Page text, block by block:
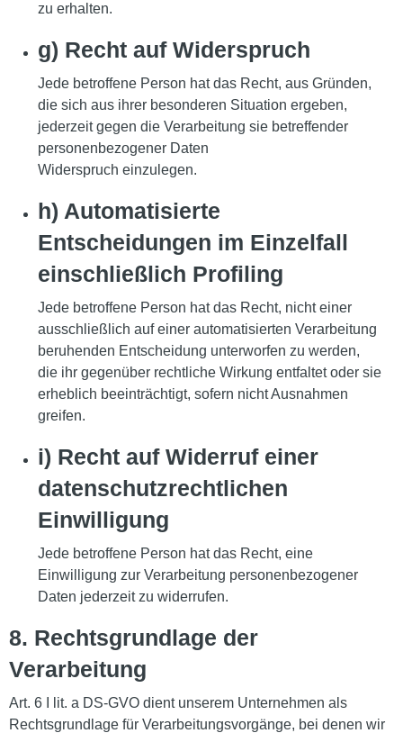
zu erhalten.
g) Recht auf Widerspruch
Jede betroffene Person hat das Recht, aus Gründen,
die sich aus ihrer besonderen Situation ergeben,
jederzeit gegen die Verarbeitung sie betreffender
personenbezogener Daten
Widerspruch einzulegen.
h) Automatisierte
Entscheidungen im Einzelfall
einschließlich Profiling
Jede betroffene Person hat das Recht, nicht einer
ausschließlich auf einer automatisierten Verarbeitung
beruhenden Entscheidung unterworfen zu werden,
die ihr gegenüber rechtliche Wirkung entfaltet oder sie
erheblich beeinträchtigt, sofern nicht Ausnahmen
greifen.
i) Recht auf Widerruf einer
datenschutzrechtlichen
Einwilligung
Jede betroffene Person hat das Recht, eine
Einwilligung zur Verarbeitung personenbezogener
Daten jederzeit zu widerrufen.
8. Rechtsgrundlage der
Verarbeitung
Art. 6 I lit. a DS-GVO dient unserem Unternehmen als
Rechtsgrundlage für Verarbeitungsvorgänge, bei denen wir